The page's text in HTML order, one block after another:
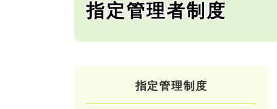
指定管理者制度
指定管理制度